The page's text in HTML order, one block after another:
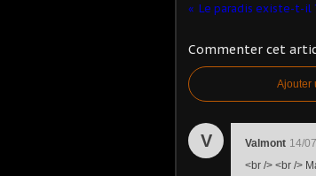
Le paradis existe-t-il
Commenter cet
Ajouter
V Valmont 14/
<br /> <br />